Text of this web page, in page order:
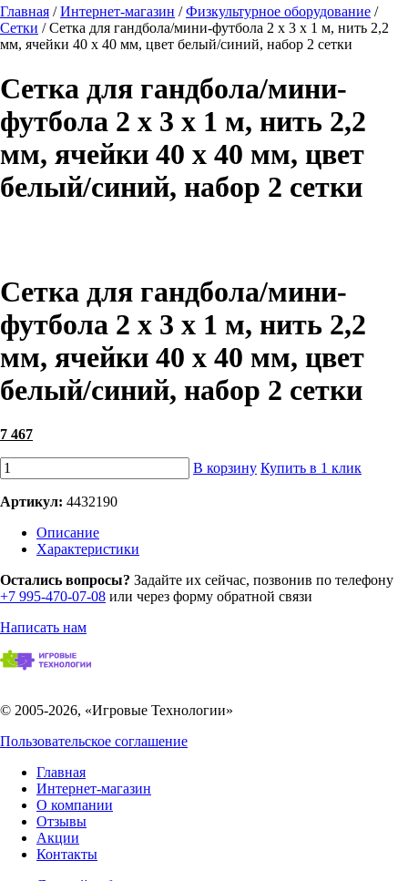
Главная /Интернет-магазин /Физкультурное оборудование /
Сетки /Сетка для гандбола/мини-футбола 2 х 3 х 1 м, нить 2,2
мм, ячейки 40 х 40 мм, цвет белый/синий, набор 2 сетки
Сетка для гандбола/мини-
футбола 2 х 3 х 1 м, нить 2,2
мм, ячейки 40 х 40 мм, цвет
белый/синий, набор 2 сетки
Сетка для гандбола/мини-
футбола 2 х 3 х 1 м, нить 2,2
мм, ячейки 40 х 40 мм, цвет
белый/синий, набор 2 сетки
7 467
В корзину Купить в 1 клик
Артикул: 4432190
Описание
Характеристики
Остались вопросы? Задайте их сейчас, позвонив по телефону
+7 995-470-07-08 или через форму обратной связи
Написать нам
© 2005-2026, «Игровые Технологии»
Пользовательское соглашение
Главная
Интернет-магазин
О компании
Отзывы
Акции
Контакты